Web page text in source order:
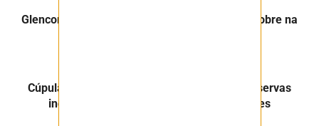
Glencore adquire participação em projeto de cobre na
Cúpula Amazônica: Petróleo, mineração e reservas
indígenas no centro do debate entre Países